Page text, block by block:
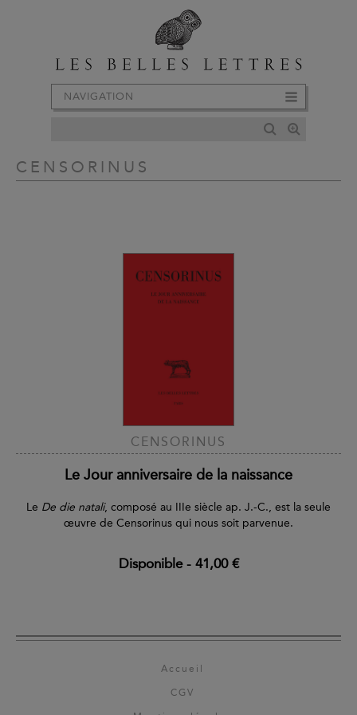
NAVIGATION
CENSORINUS
CENSORINUS
Le Jour anniversaire de la naissance
Le De die natali, composé au IIIe siècle ap. J.-C., est la seule
œuvre de Censorinus qui nous soit parvenue.
Disponible- 41,00 €
Accueil
CGV